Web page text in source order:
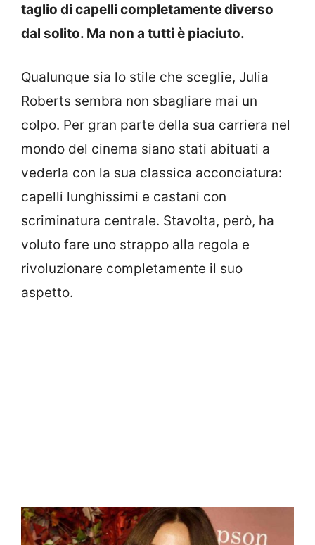
taglio di capelli completamente diverso
dal solito. Ma non a tutti è piaciuto.
Qualunque sia lo stile che sceglie, Julia
Roberts sembra non sbagliare mai un
colpo. Per gran parte della sua carriera nel
mondo del cinema siano stati abituati a
vederla con la sua classica acconciatura:
capelli lunghissimi e castani con
scriminatura centrale. Stavolta, però, ha
voluto fare uno strappo alla regola e
rivoluzionare completamente il suo
aspetto.